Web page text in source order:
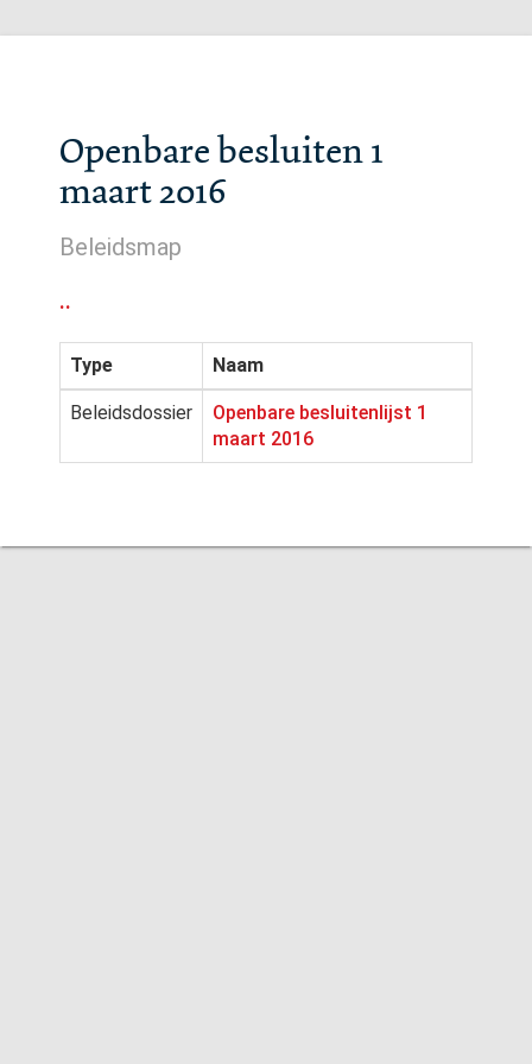
Openbare besluiten 1
maart 2016
Beleidsmap
..
Type Naam
Beleidsdossier
Openbare besluitenlijst 1
maart 2016